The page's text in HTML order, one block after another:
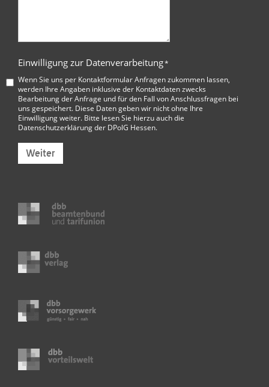
Einwilligung zur Datenverarbeitung*
Wenn Sie uns per Kontaktformular Anfragen zukommen lassen,
werden Ihre Angaben inklusive der Kontaktdaten zwecks
Bearbeitung der Anfrage und für den Fall von Anschlussfragen bei
uns gespeichert. Diese Daten geben wir nicht ohne Ihre
Einwilligung weiter. Bitte lesen Sie hierzu auch die
Datenschutzerklärung der DPolG Hessen.
Weiter